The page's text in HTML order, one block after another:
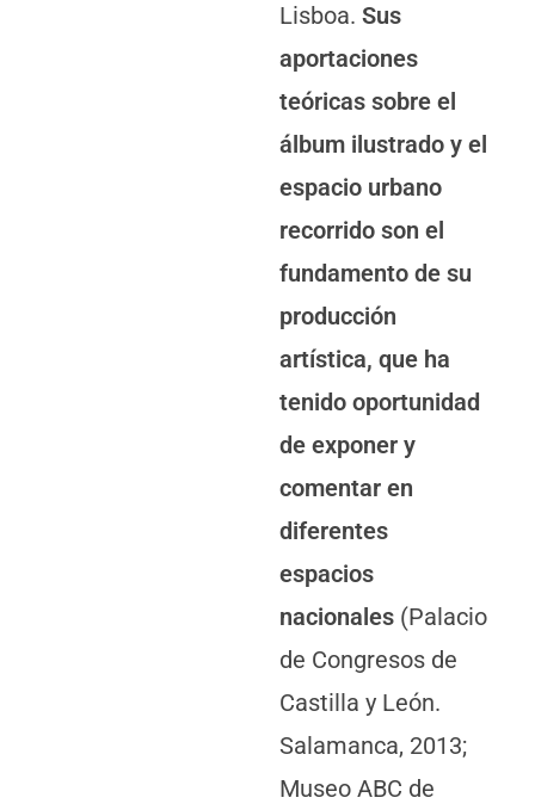
Lisboa. Sus
aportaciones
teóricas sobre el
álbum ilustrado y el
espacio urbano
recorrido son el
fundamento de su
producción
artística, que ha
tenido oportunidad
de exponer y
comentar en
diferentes
espacios
nacionales (Palacio
de Congresos de
Castilla y León.
Salamanca, 2013;
Museo ABC de